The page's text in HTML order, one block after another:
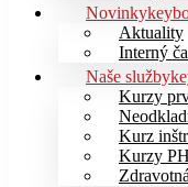
Novinky
Aktuality
Interný
Naše služby
Kurzy
Kurz
Kurzy